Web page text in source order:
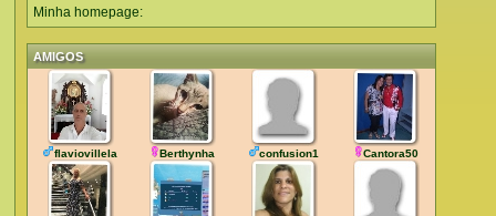
Minha homepage:
AMIGOS
flaviovillela Berthynha confusion1 Cantora50